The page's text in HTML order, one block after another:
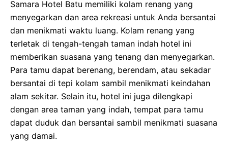
Samara Hotel Batu memiliki kolam renang yang
menyegarkan dan area rekreasi untuk Anda bersantai
dan menikmati waktu luang. Kolam renang yang
terletak di tengah-tengah taman indah hotel ini
memberikan suasana yang tenang dan menyegarkan.
Para tamu dapat berenang, berendam, atau sekadar
bersantai di tepi kolam sambil menikmati keindahan
alam sekitar. Selain itu, hotel ini juga dilengkapi
dengan area taman yang indah, tempat para tamu
dapat duduk dan bersantai sambil menikmati suasana
yang damai.